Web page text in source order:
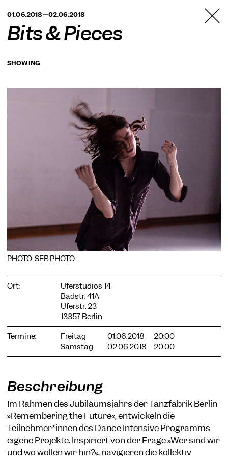
BERLIN
01.06.2018—02.06.2018
Bits & Pieces
SHOWING
PHOTO: SEB.PHOTO
Ort:
Uferstudios 14
Badstr. 41A
Uferstr. 23
13357 Berlin
Termine:
Freitag 01.06.2018
20:00
Samstag
02.06.2018 20:00
Beschreibung
Im Rahmen des Jubiläumsjahrs der Tanzfabrik Berlin
»Remembering the Future«, entwickeln die
Teilnehmer*innen des Dance Intensive Programms
eigene Projekte. Inspiriert von der Frage »Wer sind wir
und wo wollen wir hin?«, navigieren die kollektiv
COOKIE-EINSTELLUNGEN
Wir verwenden Cookies und Inhalte externer Anbieter auf
unserer Website. Notwendige Cookies sind essenziell, damit
Sie die Website nutzen können. Andere Cookies helfen uns,
die Website weiterzuentwickeln. Sie können Ihre Einwilligung
jederzeit widerrufen. Bitte besuchen Sie unsere
Datenschutzerklärung für weitere Informationen. Unten
können Sie auswählen, welche Technologien Sie zulassen
Notwendige Cookies
Statistiken
Nur notwendige Alle akzeptieren Speichern